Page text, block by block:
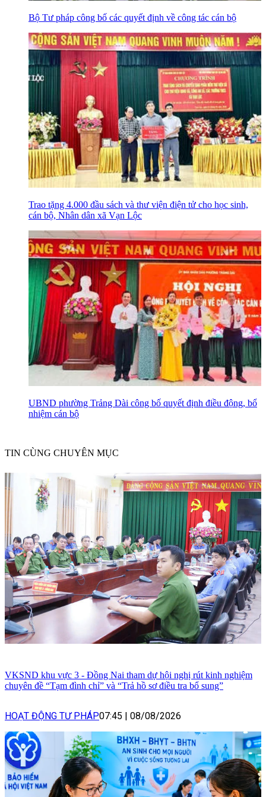
Bộ Tư pháp công bố các quyết định về công tác cán bộ
Trao tặng 4.000 đầu sách và thư viện điện tử cho học sinh,
cán bộ, Nhân dân xã Vạn Lộc
UBND phường Trảng Dài công bố quyết định điều động, bổ
nhiệm cán bộ
TIN CÙNG CHUYÊN MỤC
VKSND khu vực 3 - Đồng Nai tham dự hội nghị rút kinh nghiệm
chuyên đề “Tạm đình chỉ” và “Trả hồ sơ điều tra bổ sung”
HOẠT ĐỘNG TƯ PHÁP07:45 | 08/08/2026